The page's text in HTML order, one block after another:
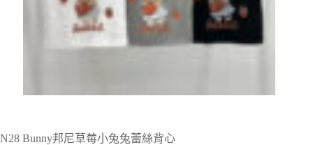
N28 Bunny邦尼草莓小兔兔蕾絲背心